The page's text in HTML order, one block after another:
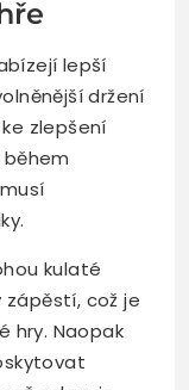
lepší
držení
zlepšení
kulaté
což je
hry. Naopak